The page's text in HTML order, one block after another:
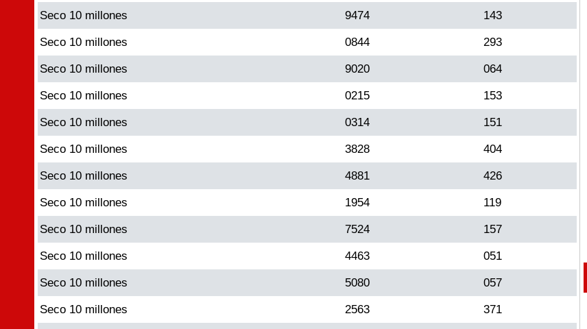
Seco 10 millones 9474 143
Seco 10 millones 0844 293
Seco 10 millones 9020 064
Seco 10 millones 0215 153
Seco 10 millones 0314 151
Seco 10 millones 3828 404
Seco 10 millones 4881 426
Seco 10 millones 1954 119
Seco 10 millones 7524 157
Seco 10 millones 4463 051
Seco 10 millones 5080 057
Seco 10 millones 2563 371